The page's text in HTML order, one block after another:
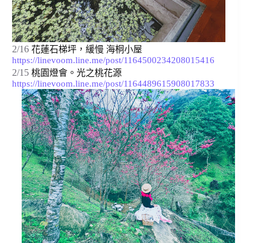
2/16
https://linevoom.line.me/post/1164500234208015416
2/15
https://linevoom.line.me/post/1164489615908017833